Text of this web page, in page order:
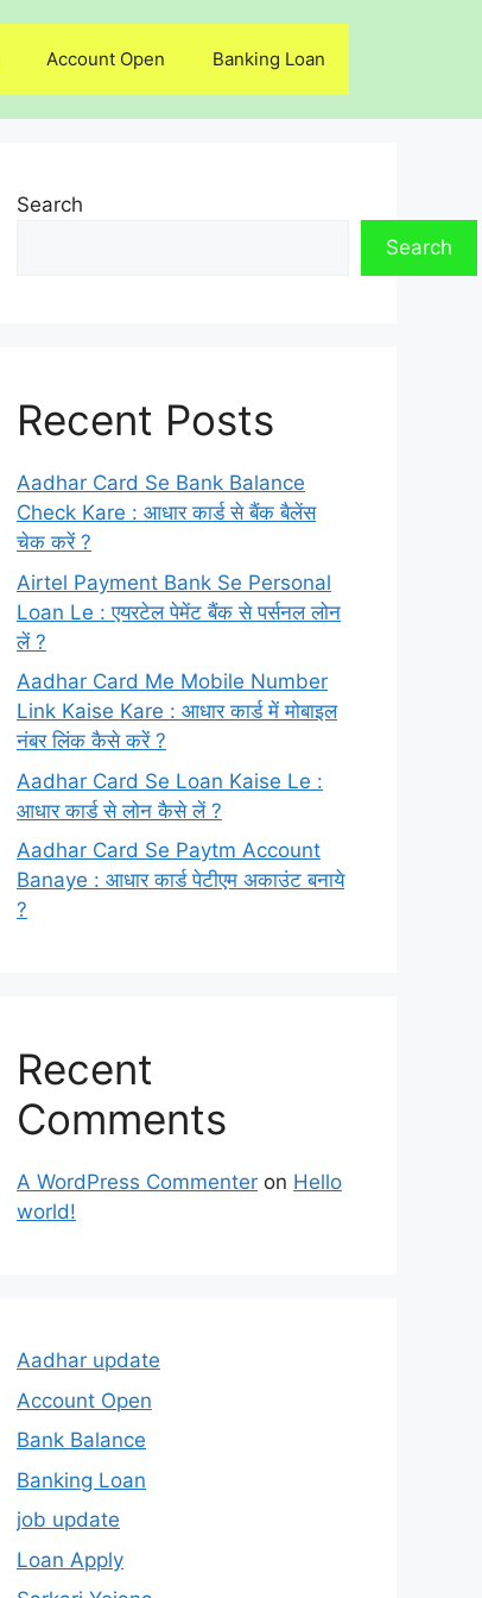
Account Open Banking Loan
Search
Search
Recent Posts
Aadhar Card Se Bank Balance
Check Kare : आधार कार्ड से बैंक बैलेंस
चेक करें ?
Airtel Payment Bank Se Personal
Loan Le : एयरटेल पेमेंट बैंक से पर्सनल लोन
लें ?
Aadhar Card Me Mobile Number
Link Kaise Kare : आधार कार्ड में मोबाइल
नंबर लिंक कैसे करें ?
Aadhar Card Se Loan Kaise Le :
आधार कार्ड से लोन कैसे लें ?
Aadhar Card Se Paytm Account
Banaye : आधार कार्ड पेटीएम अकाउंट बनाये
?
Recent
Comments
A WordPress Commenter on Hello
world!
Aadhar update
Account Open
Bank Balance
Banking Loan
job update
Loan Apply